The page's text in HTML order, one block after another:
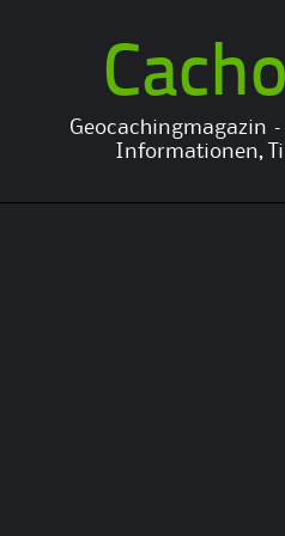
Geocachingmagazin
Informationen,